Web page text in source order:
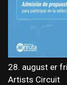
28. august er
Artists Circuit